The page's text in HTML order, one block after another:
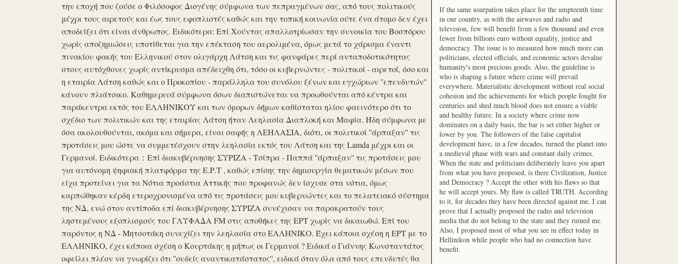
την εποχή που ζούσε ο Φιλόσοφος Διογένης σύμφωνα των πεπραγμένων σας, από τους πολιτικούς
μέχρι τους αιρετούς και έως τους εφοπλιστές καθώς και την τοπική κοινωνία ούτε ένα άτομο δεν έχει
αποδείξει ότι είναι άνθρωπος. Ειδικότερα: Επί Χούντας απαλλοτρίωσαν την συνοικία του Βοσπόρου
χωρίς αποζημιώσεις υποτίθεται για την επέκταση του αερολιμένα, όμως μετά το χάρισμα έναντι
πινακίου φακής του Ελληνικού στον ολιγάρχη Λάτση και τις φανφάρες περί ανταποδοτικότητας
στους αυτόχθονες χωρίς αντίκρυσμα απέδειχθη ότι, τόσο οι κυβερνώντες - πολιτικοί - αιρετοί, όσο και
η εταιρία Λάτση καθώς και ο Προκοπίου - παράλληλα του συνόλου ξένων και εγχώριων ''επενδυτών''
κάνουν πλιάτσικο. Καθημερινά σύμφωνα όσων διαπιστώνεται να προωθούνται από κέντρα και
παράκεντρα εκτός του ΕΛΛΗΝΙΚΟΥ και των όμορων δήμων καθίσταται ηλίου φαεινότερο ότι το
σχέδιο των πολιτικών και της εταιρίας Λάτση ήταν Λεηλασία Διαπλοκή και Μαφία. Ήδη σύμφωνα με
όσα ακολουθούνται, ακόμα και σήμερα, είναι σαφής η ΛΕΗΛΑΣΙΑ, διότι, οι πολιτικοί ''άρπαξαν'' τις
προτάσεις μου ώστε να συμμετέσχουν στην λεηλασία εκτός του Λάτση και της Lamda μέχρι και οι
Γερμανοί. Ειδικότερα：Επί διακυβέρνησης ΣΥΡΙΖΑ - Τσίπρα - Παππά ''άρπαξαν'' τις προτάσεις μου
για αυτόνομη ψηφιακή πλατφόρμα της Ε.Ρ.Τ , καθώς επίσης την δημιουργία θεματικών μέσων που
είχα προτείνει για τα Νότια προάστια Αττικής που προφανώς δεν ίσχυσε στα νότια, όμως
καρπώθηκαν κέρδη ετεροχρονισμένα από τις προτάσεις μου κυβερνώντες και το πελατειακό σύστημα
της ΝΔ, ενώ στον αντίποδα επί διακυβέρνησης ΣΥΡΙΖΑ συνέχισαν να παρακρατούν τους
ληστεμένους εξοπλισμούς του ΓΛΥΦΑΔΑ FM στις αποθήκες της ΕΡΤ χωρίς να δικαιωθώ. Επί του
παρόντος η ΝΔ - Μητσοτάκη συνεχίζει την λεηλασία στο ΕΛΛΗΝΙΚΟ. Έχει κάποια σχέση η ΕΡΤ με το
ΕΛΛΗΝΙΚΟ, έχει κάποια σχέση ο Κουρτάκης η μήπως οι Γερμανοί ? Ειδικά ο Γιάννης Κωνσταντάτος
οφείλει πλέον να γνωρίζει ότι ''ουδείς αναντικατάστατος'', ειδικά όταν όλα από τους επενδυτές θα
If the same usurpation takes place for the umpteenth time
in our country, as with the airwaves and radio and
television, few will benefit from a few thousand and even
fewer from billions euro without equality, justice and
democracy. The issue is to measured how much more can
politicians, elected officials, and economic actors devalue
humanity's most precious goods. Also, the guideline is
who is shaping a future where crime will prevail
everywhere. Materialistic development without real social
cohesion and the achievements for which people fought for
centuries and shed much blood does not ensure a viable
and healthy future. In a society where crime now
dominates on a daily basis, the bar is set either higher or
lower by you. The followers of the false capitalist
development have, in a few decades, turned the planet into
a medieval phase with wars and constant daily crimes.
When the state and politicians deliberately leave you apart
from what you have proposed, is there Civilization, Justice
and Democracy ? Accept the other with his flaws so that
he will accept yours. My flaw is called TRUTH. According
to it, for decades they have been directed against me. I can
prove that I actually proposed the radio and television
media that do not belong to the state and they ruined me.
Also, I proposed most of what you see in effect today in
Hellinikon while people who had no connection have
benefit.